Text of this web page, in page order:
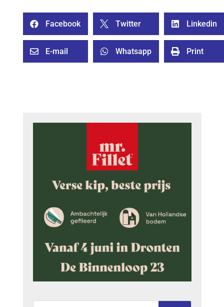
 Facebook  Twitter  Linkedin
 E-mail  Whatsapp  Print